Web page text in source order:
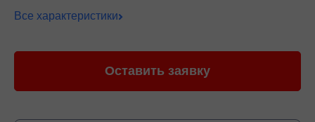
Все характеристики
Оставить заявку